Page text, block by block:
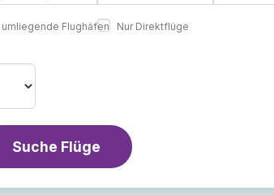
umliegende Flughäfen
Nur Direktflüge
Suche Flüge